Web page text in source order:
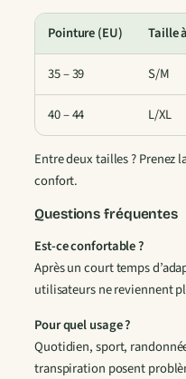
n
l
s
N
o
i
r
Pointure (EU) Taille
35 – 39 S/M
40 – 44 L/XL
Entre deux tailles ? Prenez
confort.
Questions fréquentes
Est-ce confortable ?
Après un court temps
utilisateurs ne reviennent
Pour quel usage ?
Quotidien, sport,
transpiration posent